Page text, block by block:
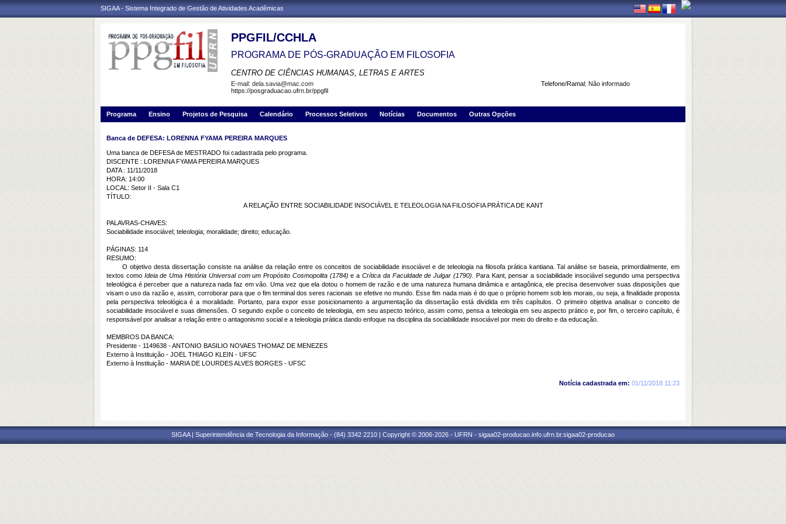
SIGAA - Sistema Integrado de Gestão de Atividades Acadêmicas
PPGFIL/CCHLA
PROGRAMA DE PÓS-GRADUAÇÃO EM FILOSOFIA
CENTRO DE CIÊNCIAS HUMANAS, LETRAS E ARTES
Telefone/Ramal: Não informado
E-mail: dela.savia@mac.com
https://posgraduacao.ufrn.br/ppgfil
Programa Ensino Projetos de Pesquisa Calendário Processos Seletivos Notícias Documentos Outras Opções
Banca de DEFESA: LORENNA FYAMA PEREIRA MARQUES
Uma banca de DEFESA de MESTRADO foi cadastrada pelo programa.
DISCENTE : LORENNA FYAMA PEREIRA MARQUES
DATA : 11/11/2018
HORA: 14:00
LOCAL: Setor II - Sala C1
TÍTULO:
A RELAÇÃO ENTRE SOCIABILIDADE INSOCIÁVEL E TELEOLOGIA NA FILOSOFIA PRÁTICA DE KANT
PALAVRAS-CHAVES:
Sociabilidade insociável; teleologia; moralidade; direito; educação.
PÁGINAS: 114
RESUMO:
O objetivo desta dissertação consiste na análise da relação entre os conceitos de sociabilidade insociável e de teleologia na filosofa prática kantiana. Tal análise se baseia, primordialmente, em
textos como Ideia de Uma História Universal com um Propósito Cosmopolita (1784) e aCrítica da Faculdade de Julgar (1790). Para Kant, pensar a sociabilidade insociável segundo uma perspectiva
teleológica é perceber que a natureza nada faz em vão. Uma vez que ela dotou o homem de razão e de uma natureza humana dinâmica e antagônica, ele precisa desenvolver suas disposições que
visam o uso da razão e, assim, corroborar para que o fim terminal dos seres racionais se efetive no mundo. Esse fim nada mais é do que o próprio homem sob leis morais, ou seja, a finalidade proposta
pela perspectiva teleológica é a moralidade. Portanto, para expor esse posicionamento a argumentação da dissertação está dividida em três capítulos. O primeiro objetiva analisar o conceito de
sociabilidade insociável e suas dimensões. O segundo expõe o conceito de teleologia, em seu aspecto teórico, assim como, pensa a teleologia em seu aspecto prático e, por fim, o terceiro capítulo, é
responsável por analisar a relação entre o antagonismo social e a teleologia prática dando enfoque na disciplina da sociabilidade insociável por meio do direito e da educação.
MEMBROS DA BANCA:
Presidente - 1149638 - ANTONIO BASILIO NOVAES THOMAZ DE MENEZES
Externo à Instituição - JOEL THIAGO KLEIN - UFSC
Externo à Instituição - MARIA DE LOURDES ALVES BORGES - UFSC
Notícia cadastrada em: 01/11/2018 11:23
SIGAA | Superintendência de Tecnologia da Informação - (84) 3342 2210 | Copyright © 2006-2026 - UFRN - sigaa02-producao.info.ufrn.br.sigaa02-producao